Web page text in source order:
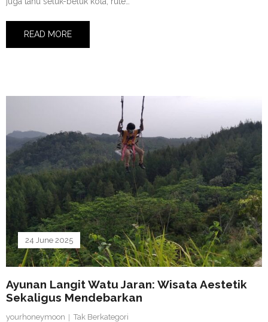
READ MORE
Ayunan Langit Watu Jaran: Wisata Aestetik
Sekaligus Mendebarkan
24 June 2025
yourhoneymoon
Tak Berkategori